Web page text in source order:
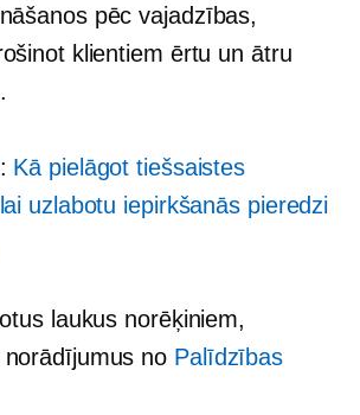
pēc vajadzības,
klientiem ērtu un ātru
Kā pielāgot tiešsaistes
uzlabotu iepirkšanās pieredzi
laukus norēķiniem,
no Palīdzības